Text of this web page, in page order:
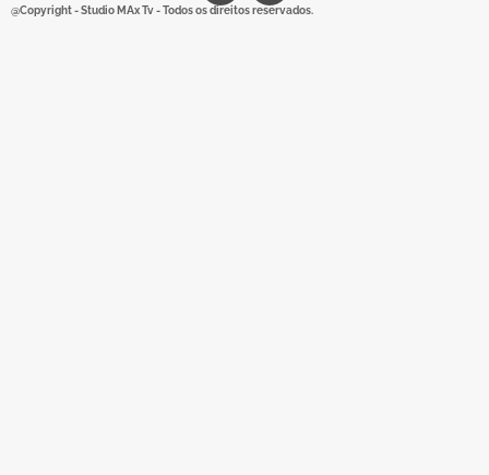
@Copyright - Studio MAx Tv - Todos os direitos reservados.